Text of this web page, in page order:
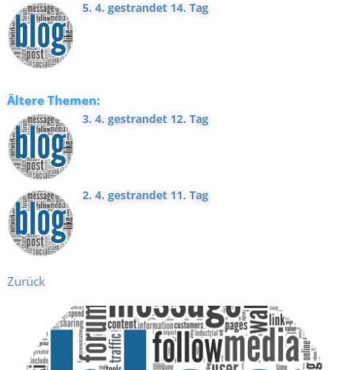
5. 4. gestrandet 14. Tag
Ältere Themen:
3. 4. gestrandet 12. Tag
2. 4. gestrandet 11. Tag
Zurück